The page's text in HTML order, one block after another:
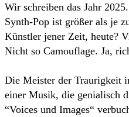
Wir schreiben das Jahr
Synth-Pop ist größer als je
Künstler jener Zeit, heute?
Nicht so Camouflage. Ja,
Die Meister der Traurigkeit
einer Musik, die genialisch
“Voices und Images“